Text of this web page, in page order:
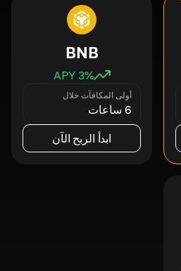
BNB
3% APY
أولى المكافآت خلال
6 ساعات
ابدأ الربح الآن